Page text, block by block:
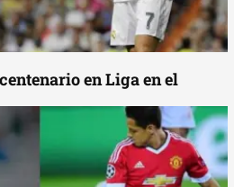
en Liga en el